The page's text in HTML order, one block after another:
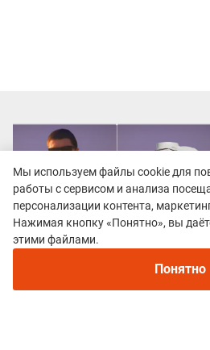
Мы используем файлы cookie для
работы с сервисом и анализа
персонализации контента,
Нажимая кнопку «Понятно», вы
этими файлами.
Понятно